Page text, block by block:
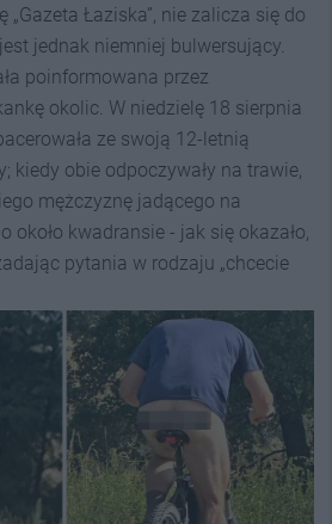
„Gazeta Łaziska”, nie zalicza się do
jednak niemniej bulwersujący.
poinformowana przez
okolic. W niedzielę 18 sierpnia
ze swoją 12-letnią
kiedy obie odpoczywały na trawie,
mężczyznę jadącego na
około kwadransie - jak się okazało,
pytania w rodzaju „chcecie